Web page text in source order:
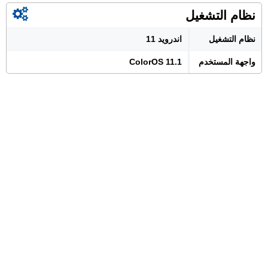
نظام التشغيل
نظام التشغيل اندرويد 11
واجهة المستخدم ColorOS 11.1